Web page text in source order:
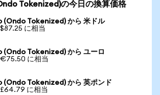
Tokenized)の今日の換算価格
(Ondo Tokenized) から 米ドル
に相当
(Ondo Tokenized) から ユーロ
€75.50 に相当
(Ondo Tokenized) から 英ポンド
£64.79 に相当